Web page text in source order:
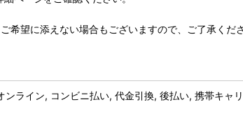
希望に添えない場合もございますので、ご了承くださ
ライン, コンビニ払い, 代金引換, 後払い, 携帯キャ